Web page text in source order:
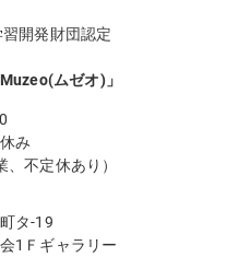
開発財団認定
ムゼオ)」
み
不定休あり）
タ-19
1Ｆギャラリー